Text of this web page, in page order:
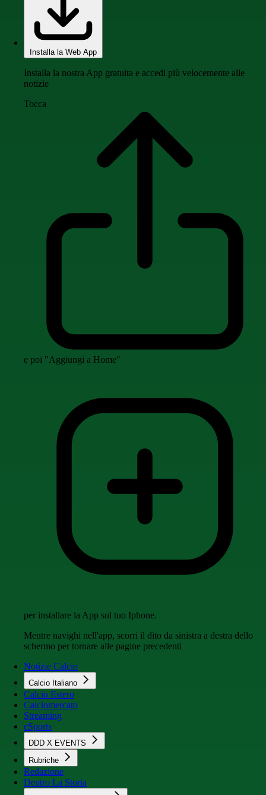
Installa la Web App
Installa la nostra App gratuita e accedi più velocemente alle
notizie
Tocca
e poi "Aggiungi a Home"
per installare la App sul tuo Iphone.
Mentre navighi nell'app, scorri il dito da sinistra a destra dello
schermo per tornare alle pagine precedenti
Notizie Calcio
Calcio Italiano
Calcio Estero
Calciomercato
Streaming
eSports
DDD X EVENTS
Rubriche
Redazione
Dentro La Storia